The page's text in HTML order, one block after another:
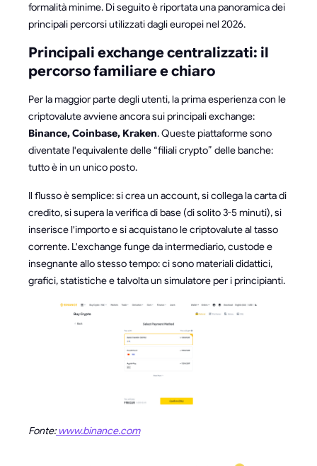
formalità minime. Di seguito è riportata una panoramica dei
principali percorsi utilizzati dagli europei nel 2026.
Principali exchange centralizzati: il
percorso familiare e chiaro
Per la maggior parte degli utenti, la prima esperienza con le
criptovalute avviene ancora sui principali exchange:
Binance, Coinbase, Kraken. Queste piattaforme sono
diventate l'equivalente delle “filiali crypto” delle banche:
tutto è in un unico posto.
Il flusso è semplice: si crea un account, si collega la carta di
credito, si supera la verifica di base (di solito 3-5 minuti), si
inserisce l'importo e si acquistano le criptovalute al tasso
corrente. L'exchange funge da intermediario, custode e
insegnante allo stesso tempo: ci sono materiali didattici,
grafici, statistiche e talvolta un simulatore per i principianti.
Fonte: www.binance.com